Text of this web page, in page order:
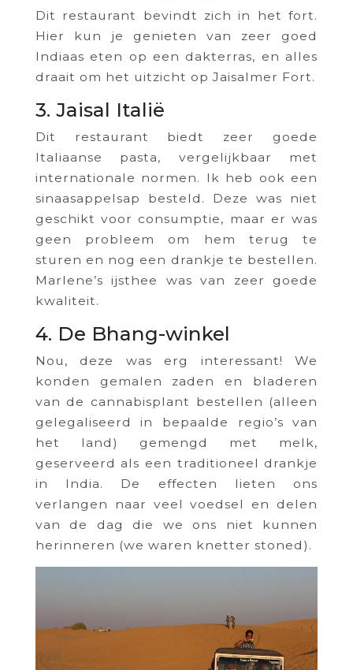
Dit restaurant bevindt zich in het fort.
Hier kun je genieten van zeer goed
Indiaas eten op een dakterras, en alles
draait om het uitzicht op Jaisalmer Fort.
3. Jaisal Italië
Dit restaurant biedt zeer goede
Italiaanse pasta, vergelijkbaar met
internationale normen. Ik heb ook een
sinaasappelsap besteld. Deze was niet
geschikt voor consumptie, maar er was
geen probleem om hem terug te
sturen en nog een drankje te bestellen.
Marlene’s ijsthee was van zeer goede
kwaliteit.
4. De Bhang-winkel
Nou, deze was erg interessant! We
konden gemalen zaden en bladeren
van de cannabisplant bestellen (alleen
gelegaliseerd in bepaalde regio’s van
het land) gemengd met melk,
geserveerd als een traditioneel drankje
in India. De effecten lieten ons
verlangen naar veel voedsel en delen
van de dag die we ons niet kunnen
herinneren (we waren knetter stoned).